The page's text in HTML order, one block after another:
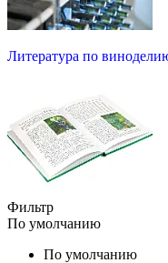
Литература по
Фильтр
По умолчанию
По умолчанию